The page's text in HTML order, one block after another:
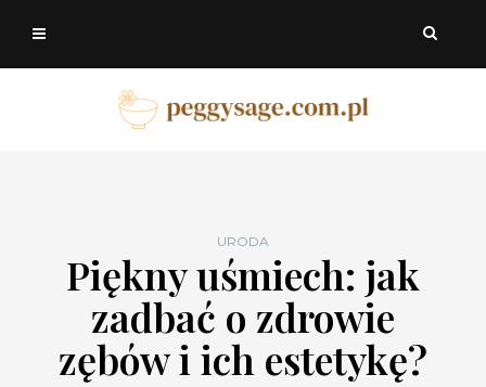
URODA
Piękny uśmiech: jak
zadbać o zdrowie
zębów i ich estetykę?